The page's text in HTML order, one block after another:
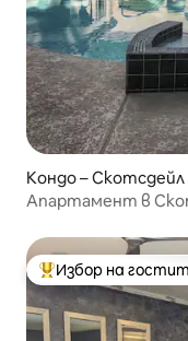
Кондо – Скотсдейл
Апартамент в
Най-популярен
Избор на